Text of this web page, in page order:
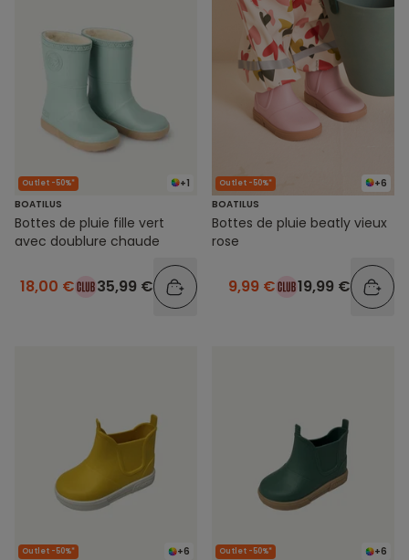
+1
Outlet -50%*
BOATILUS
Bottes de pluie fille vert
avec doublure chaude
18,00 € 35,99 €
+6
Outlet -50%*
BOATILUS
Bottes de pluie beatly vieux
rose
9,99 € 19,99 €
+6
Outlet -50%* +6
Outlet -50%*